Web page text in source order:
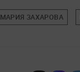
МАРИЯ ЗАХАРОВА